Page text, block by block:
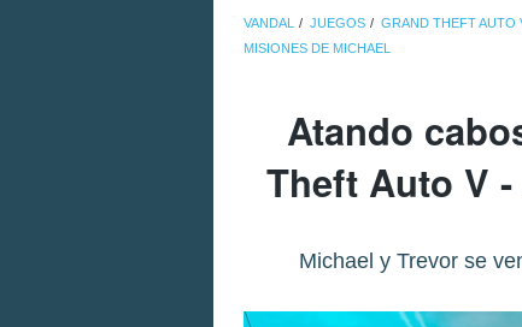
VANDAL JUEGOS GRAND THEFT AUTO
MISIONES DE MICHAEL
Atando
Theft Auto V
Michael y Trevor se